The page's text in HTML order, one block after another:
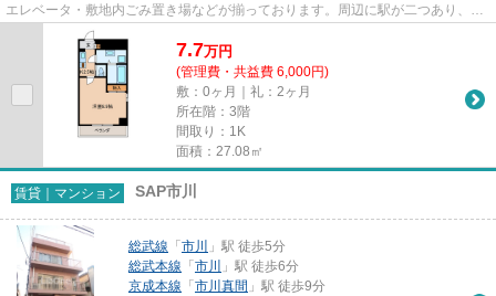
エレベータ・敷地内ごみ置き場などが揃っております。周辺に駅が二つあり、交
通の利便性が高いです。徒歩2...
7.7万円
(管理費・共益費 6,000円)
敷：0ヶ月｜礼：2ヶ月
所在階：3階
間取り：1K
面積：27.08㎡
賃貸｜マンション SAP市川
総武線 「 市川
」駅 徒歩5分
総武本線 「 市川
」駅 徒歩6分
京成本線 「 市川真間 」駅 徒歩9分